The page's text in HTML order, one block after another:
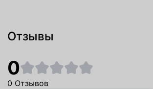
Отзывы
0
0 Отзывов